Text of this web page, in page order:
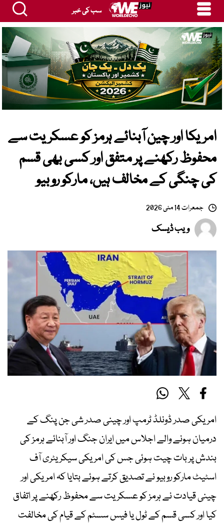
سب کی خبر
امریکا اور چین آبنائے ہرمز کو عسکریت سے
محفوظ رکھنے پر متفق اور کسی بھی قسم
کی چنگی کے مخالف ہیں، مارکو روبیو
جمعرات 14 مئی 2026
ویب ڈیسک
امریکی صدر ڈونلڈ ٹرمپ اور چینی صدر شی جن پنگ کے
درمیان ہونے والے اجلاس میں ایران جنگ اور آبنائے ہرمز کی
بندش پر بات چیت ہوئی جس کی امریکی سیکریٹری آف
اسٹیٹ مارکو روبیو نے تصدیق کرتے ہوئے بتایا کہ امریکی اور
چینی قیادت نے ہرمز کو عسکریت سے محفوظ رکھنے پر اتفاق
کیا اور کسی قسم کے ٹول یا فیس سسٹم کے قیام کی مخالفت